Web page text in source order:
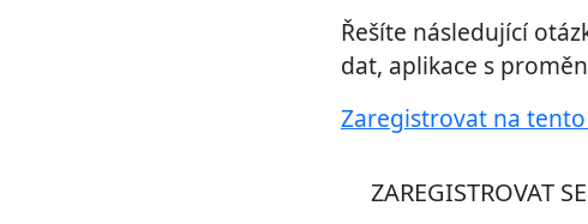
Řešíte následující
dat, aplikace s
Zaregistrovat na
ZAREGISTROVAT SE